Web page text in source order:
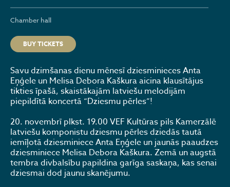
Chamber hall
BUY TICKETS
Savu dzimšanas dienu mēnesī dziesminieces Anta
Eņģele un Melisa Debora Kaškura aicina klausītājus
tikties īpašā, skaistākajām latviešu melodijām
piepildītā koncertā “Dziesmu pērles”!
20. novembrī plkst. 19.00 VEF Kultūras pils Kamerzālē
latviešu komponistu dziesmu pērles dziedās tautā
iemīļotā dziesminiece Anta Eņģele un jaunās paaudzes
dziesminiece Melisa Debora Kaškura. Zemā un augstā
tembra divbalsību papildina garīga saskaņa, kas senai
dziesmai dod jaunu skanējumu.